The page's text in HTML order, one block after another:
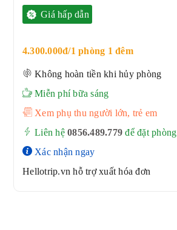
Giá hấp dẫn
4.300.000đ/1 phòng 1 đêm
Không hoàn tiền khi hủy phòng
Miễn phí bữa sáng
Xem phụ thu người lớn, trẻ em
Liên hệ 0856.489.779 để đặt phòng
Xác nhận ngay
Hellotrip.vn hỗ trợ xuất hóa đơn